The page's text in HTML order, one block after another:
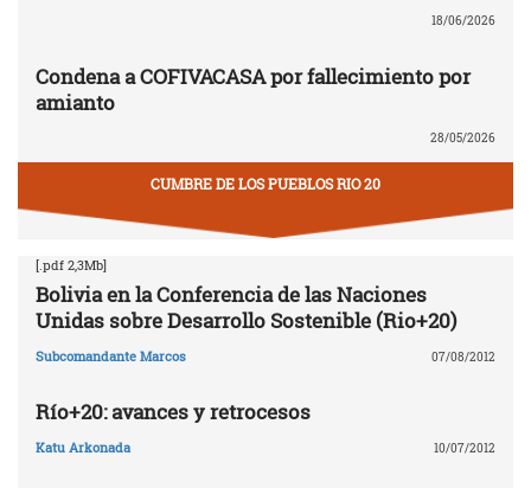
18/06/2026
Condena a COFIVACASA por fallecimiento por
amianto
28/05/2026
CUMBRE DE LOS PUEBLOS RIO 20
[.pdf 2,3Mb]
Bolivia en la Conferencia de las Naciones
Unidas sobre Desarrollo Sostenible (Rio+20)
Subcomandante Marcos 07/08/2012
Río+20: avances y retrocesos
Katu Arkonada 10/07/2012